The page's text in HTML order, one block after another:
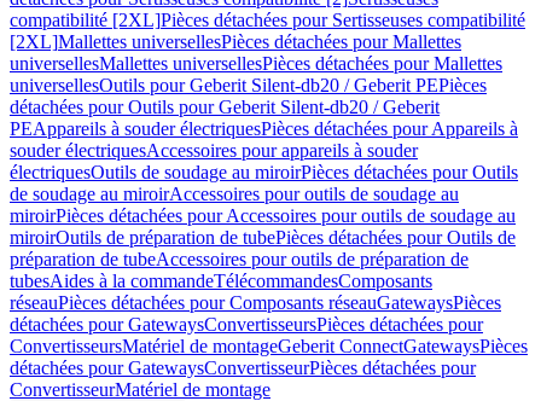
compatibilité [2XL]Pièces détachées pour Sertisseuses compatibilité
[2XL]Mallettes universellesPièces détachées pour Mallettes
universellesMallettes universellesPièces détachées pour Mallettes
universellesOutils pour Geberit Silent-db20 / Geberit PEPièces
détachées pour Outils pour Geberit Silent-db20 / Geberit
PEAppareils à souder électriquesPièces détachées pour Appareils à
souder électriquesAccessoires pour appareils à souder
électriquesOutils de soudage au miroirPièces détachées pour Outils
de soudage au miroirAccessoires pour outils de soudage au
miroirPièces détachées pour Accessoires pour outils de soudage au
miroirOutils de préparation de tubePièces détachées pour Outils de
préparation de tubeAccessoires pour outils de préparation de
tubesAides à la commandeTélécommandesComposants
réseauPièces détachées pour Composants réseauGatewaysPièces
détachées pour GatewaysConvertisseursPièces détachées pour
ConvertisseursMatériel de montageGeberit ConnectGatewaysPièces
détachées pour GatewaysConvertisseurPièces détachées pour
ConvertisseurMatériel de montage